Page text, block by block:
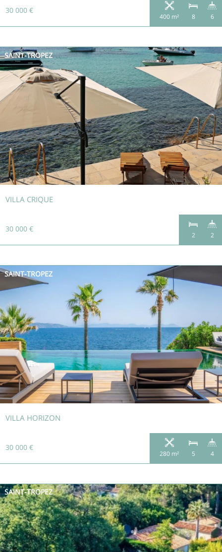
30 000 €
400 m² 8 6
SAINT-TROPEZ
VILLA CRIQUE
30 000 €
2 2
SAINT-TROPEZ
VILLA HORIZON
30 000 €
280 m² 5 4
SAINT-TROPEZ